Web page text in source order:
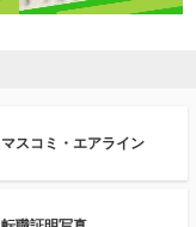
マスコミ・エアライン